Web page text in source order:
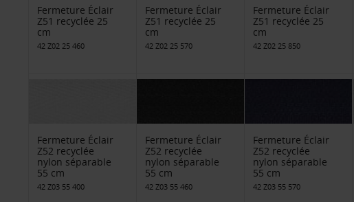
Fermeture Éclair
Z51 recyclée 25
cm
42 Z02 25 460
Fermeture Éclair
Z51 recyclée 25
cm
42 Z02 25 570
Fermeture Éclair
Z51 recyclée 25
cm
42 Z02 25 850
Fermeture Éclair
Z52 recyclée
nylon séparable
55 cm
42 Z03 55 400
Fermeture Éclair
Z52 recyclée
nylon séparable
55 cm
42 Z03 55 460
Fermeture Éclair
Z52 recyclée
nylon séparable
55 cm
42 Z03 55 570